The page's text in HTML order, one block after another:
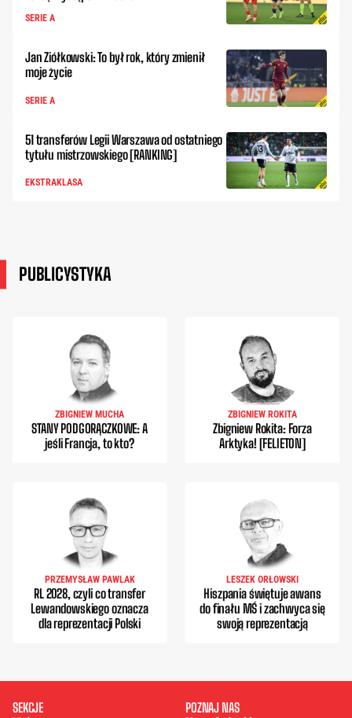
SERIE A
Jan Ziółkowski: To był rok, który zmienił
moje życie
SERIE A
51 transferów Legii Warszawa od ostatniego
tytułu mistrzowskiego [RANKING]
EKSTRAKLASA
PUBLICYSTYKA
ZBIGNIEW MUCHA
STANY PODGORĄCZKOWE: A
jeśli Francja, to kto?
ZBIGNIEW ROKITA
Zbigniew Rokita: Forza
Arktyka! [FELIETON]
PRZEMYSŁAW PAWLAK
RL 2028, czyli co transfer
Lewandowskiego oznacza
dla reprezentacji Polski
LESZEK ORŁOWSKI
Hiszpania świętuje awans
do finału MŚ i zachwyca się
swoją reprezentacją
SEKCJE POZNAJ NAS